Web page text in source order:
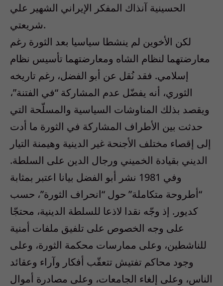
الحسينية آنذاك المفكر الإيراني الشهير علي
شريعتي.
لكن الأخوين لم ينشطا سياسيا بعد الثورة رغم
معارضتهما لنظام الشاه ومعارضتهما تأسيس نظام
إسلامي. فقد نُقل عن أبو الفضل، رغم تاريخه
الثوري، أنه يفضّل عدم المشاركة “في الفتنة”،
ويقصد بذلك المناوشات السياسية والمسلّحة التي
حدثت بين الأطراف المشاركة في الثورة ما أدت
إلى إقصاء مختلف الأجنحة غير الدينية وهيمنة التيار
الديني بقيادة الخميني ورجال الدين على السلطة.
وفي 1981 نشر أبو الفضل بيانا اعتبر بمثابة
“أطروحة متكاملة” حول “انحراف الثورة”، حسب
كديور. إذ وجّه نقدا لاذعا للسلطة الدينية، محتجّا
على وجه الخصوص على تلفيق ملفات أمنية
للناشطين، وعلى ممارسات محكمة الثورة، وعلى
وجود محاكم تفتيش تتعقّب أفكار وآراء وعقائد
الناس، وعلى إلغاء الجامعات، وعلى مصادرة أموال